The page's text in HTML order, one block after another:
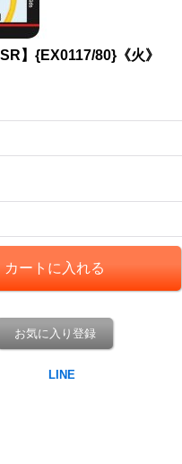
】{EX0117/80}《火》
お気に入り登録